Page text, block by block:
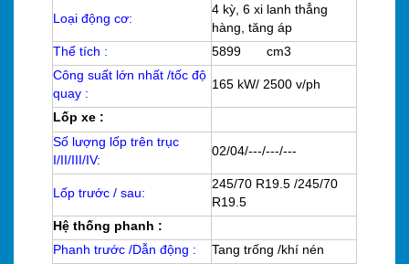
Loại động cơ:
4 kỳ, 6 xi lanh thẳng
hàng, tăng áp
Thể tích :
5899 cm3
Công suất lớn nhất /tốc độ
quay :
165 kW/ 2500 v/ph
Lốp xe :
Số lượng lốp trên trục
I/II/III/IV:
02/04/---/---/---
Lốp trước / sau:
245/70 R19.5 /245/70
R19.5
Hệ thống phanh :
Phanh trước /Dẫn động :
Tang trống /khí nén